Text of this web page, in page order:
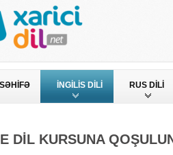
İNGİLİS DİLİ RUS DİLİ
DİL KURSUNA